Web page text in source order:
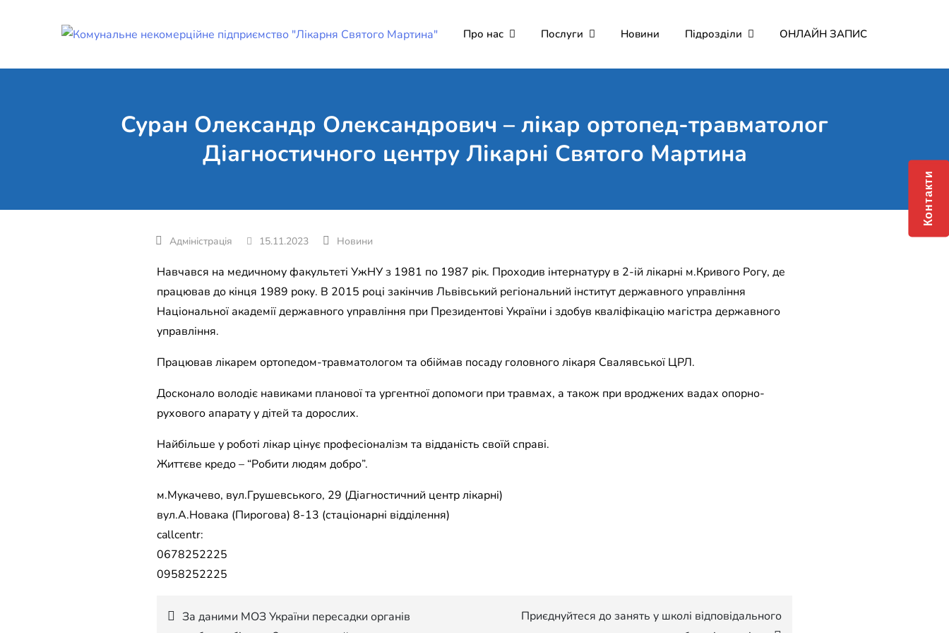
Комунальне некомерційне підприємство
"Лікарня Святого Мартина"
Поліклініка Мукачево
Про нас Послуги Новини Підрозділи ОНЛАЙН ЗАПИС
Суран Олександр Олександрович – лікар ортопед-травматолог
Діагностичного центру Лікарні Святого Мартина
15.11.2023 Новини
Навчався на медичному факультеті УжНУ з 1981 по 1987 рік. Проходив інтернатуру в 2-ій лікарні м.Кривого Рогу, де
працював до кінця 1989 року. В 2015 році закінчив Львівський регіональний інститут державного управління
Національної академії державного управління при Президентові України і здобув кваліфікацію магістра державного
управління.
Працював лікарем ортопедом-травматологом та обіймав посаду головного лікаря Свалявської ЦРЛ.
Досконало володіє навиками планової та ургентної допомоги при травмах, а також при вроджених вадах опорно-
рухового апарату у дітей та дорослих.
Найбільше у роботі лікар цінує професіоналізм та відданість своїй справі.
Життєве кредо – “Робити людям добро”.
м.Мукачево, вул.Грушевського, 29 (Діагностичний центр лікарні)
вул.А.Новака (Пирогова) 8-13 (стаціонарні відділення)
callcentr:
0678252225
0958252225
Навігація
За даними МОЗ України пересадки органів
Приєднуйтеся до занять у школі відповідального
Контакти